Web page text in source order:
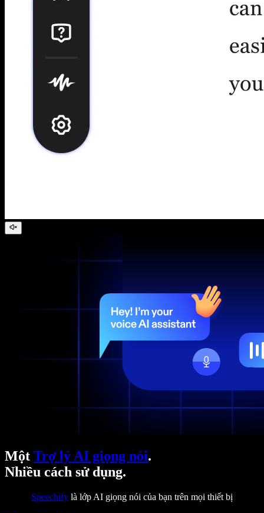
Một Trợ lý AI giọng nói.
Nhiều cách sử dụng.
Speechify là lớp AI giọng nói của bạn trên mọi thiết bị